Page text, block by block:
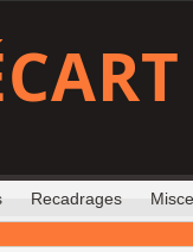
Recadrages